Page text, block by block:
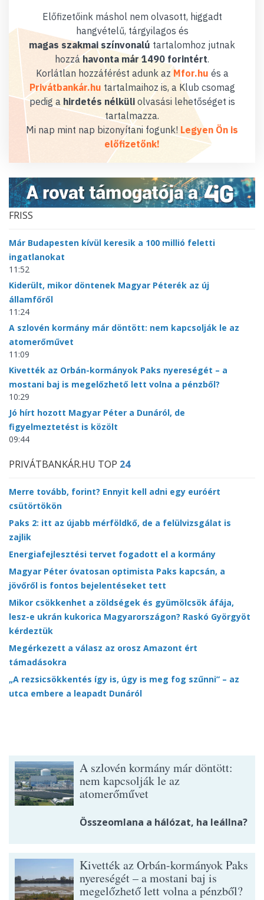
Előfizetőink máshol nem olvasott, higgadt
hangvételű, tárgyilagos és
magas szakmai színvonalú tartalomhoz jutnak
hozzáhavonta már 1490 forintért.
Korlátlan hozzáférést adunk az Mfor.hu és a
Privátbankár.hu tartalmaihoz is, a Klub csomag
pedig a hirdetés nélküliolvasási lehetőséget is
tartalmazza.
Mi nap mint nap bizonyítani fogunk! Legyen Ön is
előfizetőnk!
FRISS
Már Budapesten kívül keresik a 100 millió feletti
ingatlanokat
11:52
Kiderült, mikor döntenek Magyar Péterék az új
államfőről
11:24
A szlovén kormány már döntött: nem kapcsolják le az
atomerőművet
11:09
Kivették az Orbán-kormányok Paks nyereségét – a
mostani baj is megelőzhető lett volna a pénzből?
10:29
Jó hírt hozott Magyar Péter a Dunáról, de
figyelmeztetést is közölt
09:44
PRIVÁTBANKÁR.HU TOP 24
Merre tovább, forint? Ennyit kell adni egy euróért
csütörtökön
Paks 2: itt az újabb mérföldkő, de a felülvizsgálat is
zajlik
Energiafejlesztési tervet fogadott el a kormány
Magyar Péter óvatosan optimista Paks kapcsán, a
jövőről is fontos bejelentéseket tett
Mikor csökkenhet a zöldségek és gyümölcsök áfája,
lesz-e ukrán kukorica Magyarországon? Raskó Györgyöt
kérdeztük
Megérkezett a válasz az orosz Amazont ért
támadásokra
„A rezsicsökkentés így is, úgy is meg fog szűnni” – az
utca embere a leapadt Dunáról
A szlovén kormány már döntött:
nem kapcsolják le az
atomerőművet
Összeomlana a hálózat, ha leállna?
Kivették az Orbán-kormányok Paks
nyereségét – a mostani baj is
megelőzhető lett volna a pénzből?